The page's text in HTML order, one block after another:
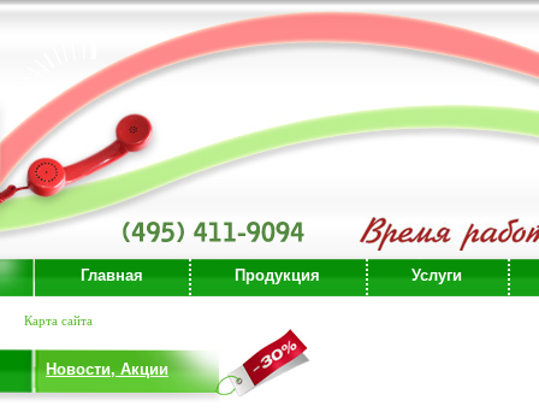
Главная Продукция Услуги
Карта сайта
Новости, Акции